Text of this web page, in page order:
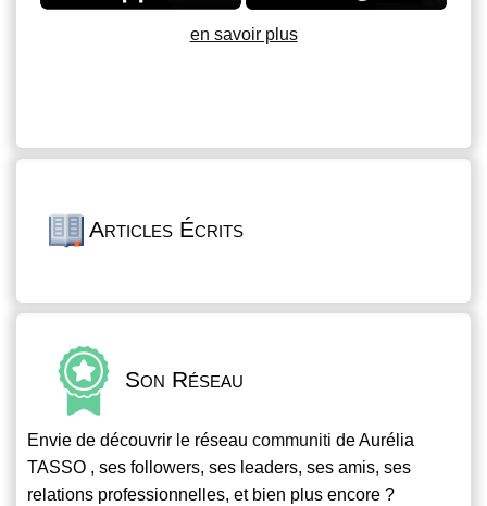
en savoir plus
Articles Écrits
Son Réseau
Envie de découvrir le réseau communiti de Aurélia
TASSO , ses followers, ses leaders, ses amis, ses
relations professionnelles, et bien plus encore ?